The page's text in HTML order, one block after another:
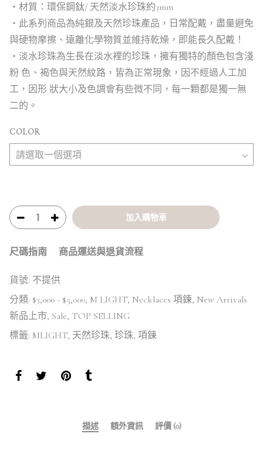
・材質：環保鋼鈦/ 天然淡水珍珠約3mm
・此系列商品為純銀及天然珍珠產品，日常配戴，盡量避免
與硬物摩擦、遠離化學物質並維持乾燥，即能長久配戴！
・淡水珍珠為生長在淡水裡的珍珠，擁有獨特的顏色包含淺
粉 色、褐色與天然紋路，皆為正常現象，因不經過人工加
工，因形 狀大小及色調會有些微不同，每一顆都是獨一無
二的。
COLOR
加入購物車
尺碼指南 商品運送與退貨流程
貨號: 不提供
分類: $3,000 - $5,000, M LIGHT, Necklaces 項鍊, New Arrivals
新品上市, Sale, TOP SELLING
標籤: MLIGHT, 天然珍珠, 珍珠, 項鍊
描述 額外資訊 評價 (0)